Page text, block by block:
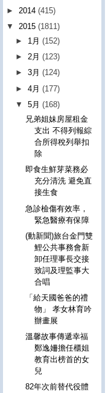
► 2014 (415)
▼ 2015 (1811)
► 1月(152)
►2月(123)
►3月(124)
►4月(177)
▼5月(168)
兄弟姐妹房屋租金
支出 不得列報綜
合所得稅列舉扣
除
即食生鮮芽菜務必
充分清洗 避免直
接生食
急診檢傷有效率，
緊急醫療有保障
(動新聞)旅台金門雙
鯉公共事務會新
卸任理事長交接
致詞及理監事大
合唱
「給天國爸爸的禮
物」 孝女林育吟
辦畫展
溫馨故事傳遞幸福
鄭逸姍擔任櫃姐
教育出榜首的女
兒
82年次前替代役體